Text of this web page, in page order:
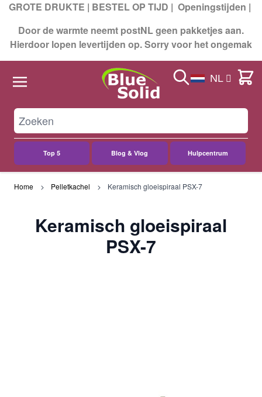
GROTE DRUKTE | BESTEL OP TIJD | Openingstijden |
Door de warmte neemt postNL geen pakketjes aan.
Hierdoor lopen levertijden op. Sorry voor het ongemak
Top 5 Blog & Vlog Hulpcentrum
Search NL Cart
Home Pelletkachel Keramisch gloeispiraal PSX-7
Keramisch gloeispiraal
PSX-7